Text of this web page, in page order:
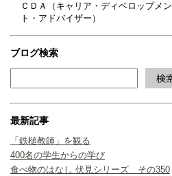
ＣＤＡ（キャリア・ディベロップメン
ト・アドバイザー）
ブログ検索
最新記事
「鉄槌教師」を観る
400名の学生からの学び
食べ物のはなし 伏見シリーズ その350